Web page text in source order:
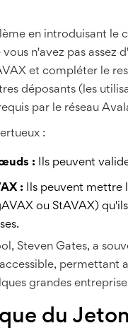
en introduisant le
n'avez pas
et compléter le
déposants (les
par le réseau
:
: Ils peuvent
: Ils peuvent mettre
ou StAVAX)
Steven Gates, a
permettant
grandes
du